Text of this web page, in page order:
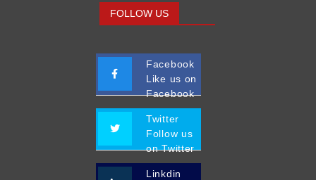
FOLLOW US
Facebook
Like us on
Facebook
Twitter
Follow us
on Twitter
Linkdin